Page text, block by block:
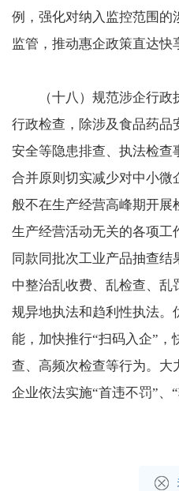
例，强化对纳入监控范围的
监管，推动惠企政策直达快
（十八）规范涉企行政
行政检查，除涉及食品药品
安全等隐患排查、执法检查
合并原则切实减少对中小微
般不在生产经营高峰期开展
生产经营活动无关的各项工
同款同批次工业产品抽查
中整治乱收费、乱检查、乱
规异地执法和趋利性执法。
能，加快推行“扫码入企”，
查、高频次检查等行为。大
企业依法实施“首违不罚”、“